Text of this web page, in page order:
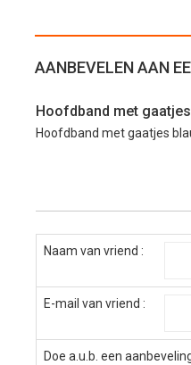
AANBEVELEN AAN
Hoofdband met
Hoofdband met gaatjes
Naam van vriend :
E-mail van vriend :
Doe a.u.b. een